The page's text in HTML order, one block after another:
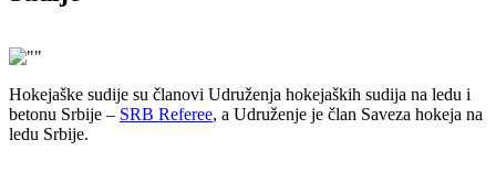
Hokejaške sudije su članovi Udruženja hokejaških sudija na ledu i
betonu Srbije – SRB Referee, a Udruženje je član Saveza hokeja na
ledu Srbije.